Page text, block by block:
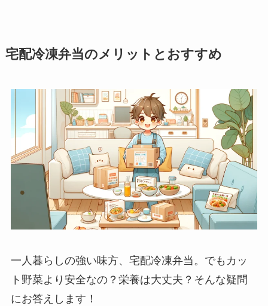
宅配冷凍弁当のメリットとおすすめ
一人暮らしの強い味方、宅配冷凍弁当。でもカッ
ト野菜より安全なの？栄養は大丈夫？そんな疑問
にお答えします！